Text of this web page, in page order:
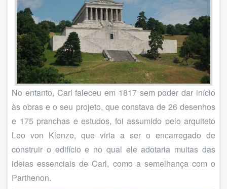
No entanto, Carl faleceu em 1817 sem poder dar início
às obras e o seu projeto, que constava de 26 desenhos
e 175 pranchas e estudos, foi assumido pelo arquiteto
Leo von Klenze, que viria a ser o encarregado de
construir o edifício e no qual ele adotaria muitas das
ideias essenciais de Carl, como a semelhança com o
Parthenon.